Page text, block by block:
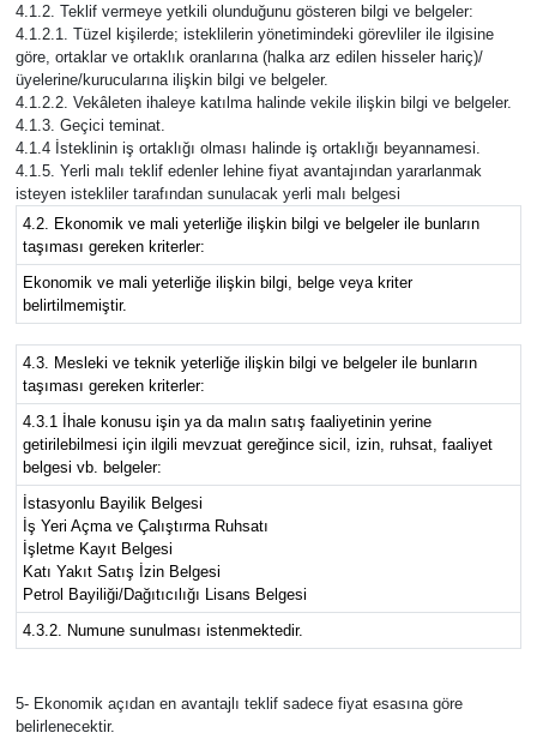
4.1.2. Teklif vermeye yetkili olunduğunu gösteren bilgi ve belgeler:
4.1.2.1. Tüzel kişilerde; isteklilerin yönetimindeki görevliler ile ilgisine
göre, ortaklar ve ortaklık oranlarına (halka arz edilen hisseler hariç)/
üyelerine/kurucularına ilişkin bilgi ve belgeler.
4.1.2.2. Vekâleten ihaleye katılma halinde vekile ilişkin bilgi ve belgeler.
4.1.3. Geçici teminat.
4.1.4 İsteklinin iş ortaklığı olması halinde iş ortaklığı beyannamesi.
4.1.5. Yerli malı teklif edenler lehine fiyat avantajından yararlanmak
isteyen istekliler tarafından sunulacak yerli malı belgesi
4.2. Ekonomik ve mali yeterliğe ilişkin bilgi ve belgeler ile bunların
taşıması gereken kriterler:
Ekonomik ve mali yeterliğe ilişkin bilgi, belge veya kriter
belirtilmemiştir.
4.3. Mesleki ve teknik yeterliğe ilişkin bilgi ve belgeler ile bunların
taşıması gereken kriterler:
4.3.1 İhale konusu işin ya da malın satış faaliyetinin yerine
getirilebilmesi için ilgili mevzuat gereğince sicil, izin, ruhsat, faaliyet
belgesi vb. belgeler:
İstasyonlu Bayilik Belgesi
İş Yeri Açma ve Çalıştırma Ruhsatı
İşletme Kayıt Belgesi
Katı Yakıt Satış İzin Belgesi
Petrol Bayiliği/Dağıtıcılığı Lisans Belgesi
4.3.2. Numune sunulması istenmektedir.
5- Ekonomik açıdan en avantajlı teklif sadece fiyat esasına göre
belirlenecektir.